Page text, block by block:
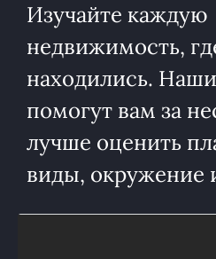
Изучайте каждую
недвижимость,
находились.
помогут вам за
лучше оценить
виды, окружение